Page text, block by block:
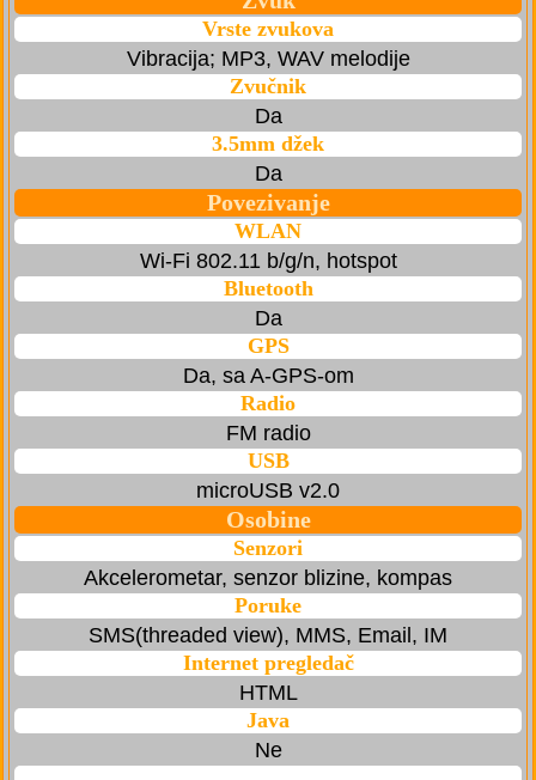
Vrste zvukova
Vibracija; MP3, WAV melodije
Zvučnik
Da
3.5mm džek
Da
Povezivanje
WLAN
Wi-Fi 802.11 b/g/n, hotspot
Bluetooth
Da
GPS
Da, sa A-GPS-om
Radio
FM radio
USB
microUSB v2.0
Osobine
Senzori
Akcelerometar, senzor blizine, kompas
Poruke
SMS(threaded view), MMS, Email, IM
Internet pregledač
HTML
Java
Ne